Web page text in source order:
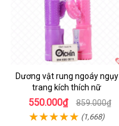
Dương vật rung ngoáy ngụy
trang kích thích nữ
550.000₫ 859.000₫
(1,668)